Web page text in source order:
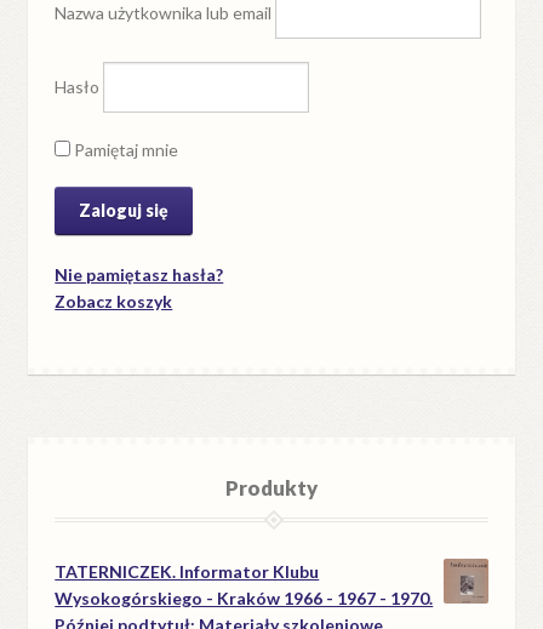
Nazwa użytkownika lub email
Hasło
Pamiętaj mnie
Nie pamiętasz hasła?
Zobacz koszyk
Produkty
TATERNICZEK. Informator Klubu
Wysokogórskiego - Kraków 1966 - 1967 - 1970.